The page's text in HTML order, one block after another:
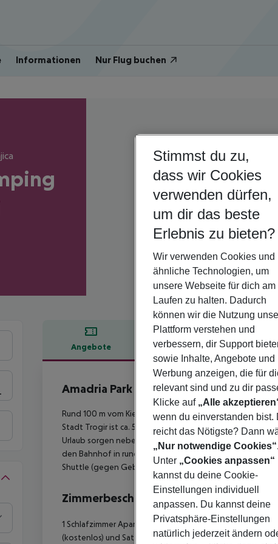
Informationen Nur Flug buchen
Angebote Hotelbeschreibung
Hotelbeschreibung
Amadria Park Camping Trogir Apartmani
Rund 100 m vom Kies-/Steinstrand entfernt gelegenes
Stadt Trogir ist ca. 5 km entfernt (Split ca. 35 km, Sibenik
Urlaub sorgen neben einem Mietwagen-Verleih auch
den Bahnhof in rund 30 km Entfernung erreichen. Der
Shuttle (gegen Gebühr). Ein weiterer Flughafen (BCQ)
Zimmerbeschreibung
1 Schlafzimmer Apartment (Terrasse): Mit Wohnraum,
(kostenlos) und Sat-TV sowie individuell regulierbarer
Stimmst du zu,
dass wir Cookies
verwenden dürfen,
um dir das beste
Erlebnis zu bieten?
Wir verwenden Cookies und
ähnliche Technologien, um
unsere Webseite für dich am
Laufen zu halten. Dadurch
können wir die Nutzung
Plattform verstehen und
verbessern, dir Support
sowie Inhalte, Angebote und
Werbung anzeigen, die für
relevant sind und zu dir
Klicke auf „Alle
wenn du einverstanden bist.
reicht das Nötigste? Dann
„Nur notwendige Cookies“.
Unter „Cookies anpassen“
kannst du deine Cookie-
Einstellungen individuell
anpassen. Du kannst deine
Privatsphäre-Einstellungen
natürlich jederzeit ändern